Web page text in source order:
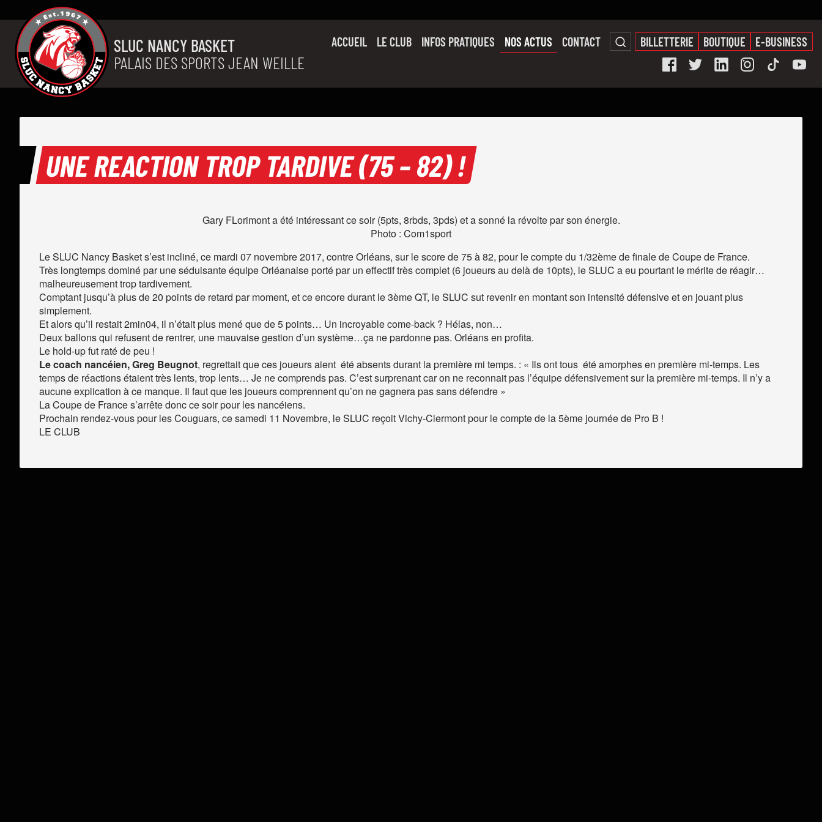
Aller au contenu
SLUC NANCY BASKET
PALAIS DES SPORTS JEAN WEILLE
ACCUEIL
LE CLUB
L’ÉQUIPE PRO
INFOS PRATIQUES NOS ACTUS CONTACT BILLETTERIE BOUTIQUE E-BUSINESS
UNE REACTION TROP TARDIVE (75 – 82) !
Gary FLorimont a été intéressant ce soir (5pts, 8rbds, 3pds) et a sonné la révolte par son énergie.
Photo : Com1sport
Le SLUC Nancy Basket s’est incliné, ce mardi 07 novembre 2017, contre Orléans, sur le score de 75 à 82, pour le compte du 1/32ème de finale de Coupe de France.
Très longtemps dominé par une séduisante équipe Orléanaise porté par un effectif très complet (6 joueurs au delà de 10pts), le SLUC a eu pourtant le mérite de réagir…
malheureusement trop tardivement.
Comptant jusqu’à plus de 20 points de retard par moment, et ce encore durant le 3ème QT, le SLUC sut revenir en montant son intensité défensive et en jouant plus
simplement.
Et alors qu’il restait 2min04, il n’était plus mené que de 5 points… Un incroyable come-back ? Hélas, non…
Deux ballons qui refusent de rentrer, une mauvaise gestion d’un système…ça ne pardonne pas. Orléans en profita.
Le hold-up fut raté de peu !
Le coach nancéien, Greg Beugnot, regrettait que ces joueurs aient été absents durant la première mi temps. : « Ils ont tous été amorphes en première mi-temps. Les
temps de réactions étaient très lents, trop lents… Je ne comprends pas. C’est surprenant car on ne reconnait pas l’équipe défensivement sur la première mi-temps. Il n’y a
aucune explication à ce manque. Il faut que les joueurs comprennent qu’on ne gagnera pas sans défendre »
La Coupe de France s’arrête donc ce soir pour les nancéiens.
Prochain rendez-vous pour les Couguars, ce samedi 11 Novembre, le SLUC reçoit Vichy-Clermont pour le compte de la 5ème journée de Pro B !
LE CLUB